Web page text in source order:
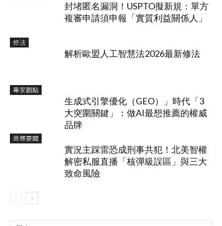
封堵匿名漏洞！USPTO擬新規：單方
複審申請須申報「實質利益關係人」
修法
解析歐盟人工智慧法2026最新修法
專家觀點
生成式引擎優化（GEO）」時代「3
大突圍關鍵」：做AI最想推薦的權威
品牌
商標要聞
實況主踩雷恐成刑事共犯！北美智權
解密私服直播「核彈級誤區」與三大
致命風險